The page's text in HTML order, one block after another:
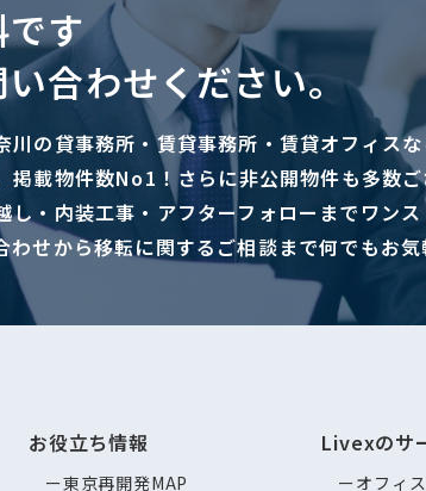
す
合わせください。
の貸事務所・賃貸事務所・賃貸オフィスな
載物件数No1！さらに非公開物件も多数ご
し・内装工事・アフターフォローまでワン
せから移転に関するご相談まで何でもお気
お役立ち情報
東京再開発MAP
Livexのサ
オフィ